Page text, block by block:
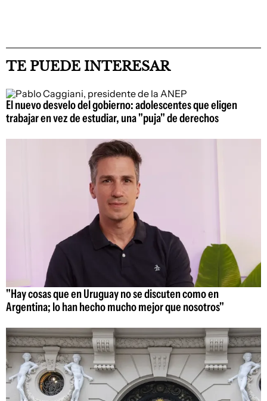
TE PUEDE INTERESAR
El nuevo desvelo del gobierno: adolescentes que eligen
trabajar en vez de estudiar, una "puja" de derechos
"Hay cosas que en Uruguay no se discuten como en
Argentina; lo han hecho mucho mejor que nosotros"